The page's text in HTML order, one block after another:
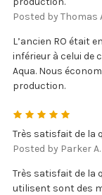
Posted by Thomas
L’ancien RO était
inférieur à celui de
Aqua. Nous
production.
Très satisfait de la
Posted by Parker
Très satisfait de la
utilisent sont des